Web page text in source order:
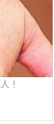
！